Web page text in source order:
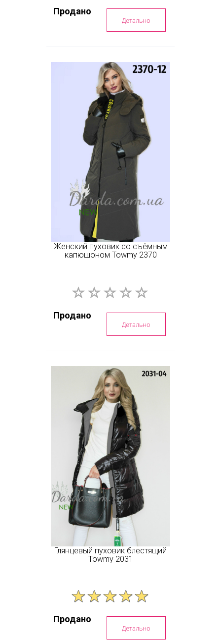
Продано
Детально
Женский пуховик со съёмным
капюшоном Towmy 2370
Продано
Детально
Глянцевый пуховик блестящий
Towmy 2031
Продано
Детально